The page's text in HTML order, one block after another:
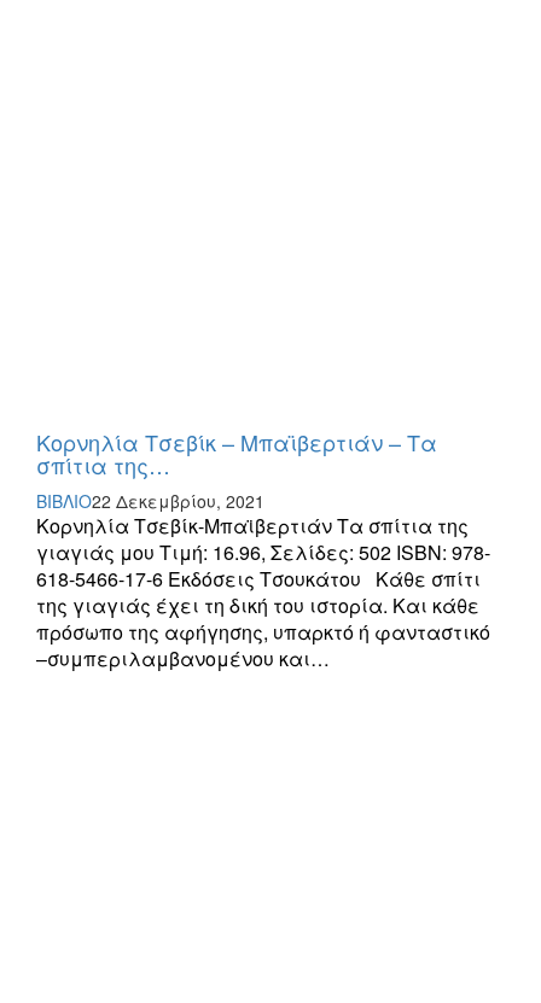
Κορνηλία Τσεβίκ – Μπαϊβερτιάν – Τα
σπίτια της…
ΒΙΒΛΙΟ22 Δεκεμβρίου, 2021
Κορνηλία Τσεβίκ-Μπαϊβερτιάν Τα σπίτια της
γιαγιάς μου Τιμή: 16.96, Σελίδες: 502 ISBN: 978-
618-5466-17-6 Εκδόσεις Τσουκάτου Κάθε σπίτι
της γιαγιάς έχει τη δική του ιστορία. Και κάθε
πρόσωπο της αφήγησης, υπαρκτό ή φανταστικό
–συμπεριλαμβανομένου και…